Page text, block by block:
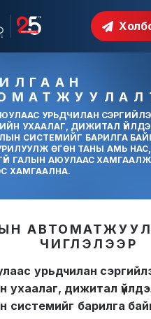
УРЬДЧИЛАН
УХААЛАГ, ДИЖИТАЛ
СИСТЕМИЙГ БАРИЛГА
ӨГӨН ТАНЫ АМЬ
ГАЛЫН АЮУЛААС ХАМГААЛЖ
ХАМГААЛНА.
ЧИГЛЭЛЭЭР
урьдчилан
ухаалаг, дижитал
системийг барилга